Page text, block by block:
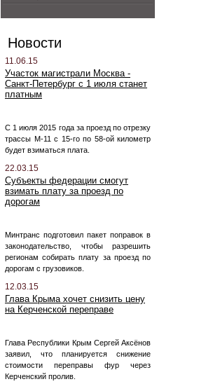
Новости
11.06.15
Участок магистрали Москва -
Санкт-Петербург с 1 июля станет
платным
С 1 июля 2015 года за проезд по отрезку
трассы М-11 с 15-го по 58-ой километр
будет взиматься плата.
22.03.15
Субъекты федерации смогут
взимать плату за проезд по
дорогам
Минтранс подготовил пакет поправок в
законодательство, чтобы разрешить
регионам собирать плату за проезд по
дорогам с грузовиков.
12.03.15
Глава Крыма хочет снизить цену
на Керченской переправе
Глава Республики Крым Сергей Аксёнов
заявил, что планируется снижение
стоимости переправы фур через
Керченский пролив.